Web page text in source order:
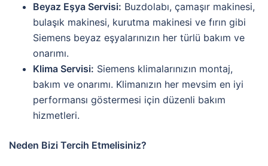
Beyaz Eşya Servisi: Buzdolabı, çamaşır makinesi,
bulaşık makinesi, kurutma makinesi ve fırın gibi
Siemens beyaz eşyalarınızın her türlü bakım ve
onarımı.
Klima Servisi: Siemens klimalarınızın montaj,
bakım ve onarımı. Klimanızın her mevsim en iyi
performansı göstermesi için düzenli bakım
hizmetleri.
Neden Bizi Tercih Etmelisiniz?